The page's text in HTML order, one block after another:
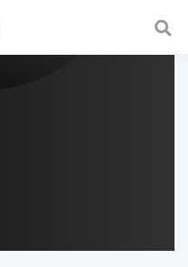
a fast and